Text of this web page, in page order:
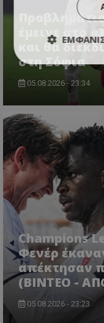
έμεινε στο
και θα
στη Σόφια
05.08.2026 - 23:34
Champions
Φενέρ
απέκτησαν
(ΒΙΝΤΕΟ -
05.08.2026 - 23:23